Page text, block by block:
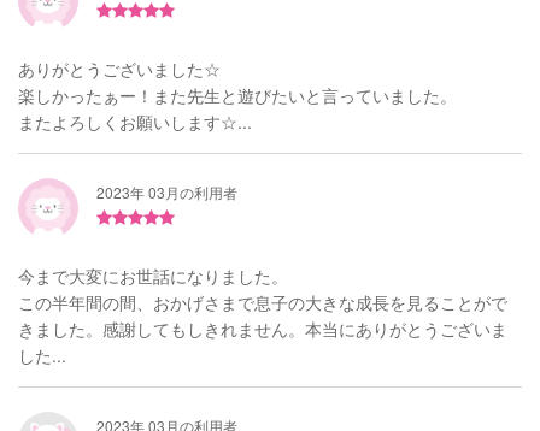
ありがとうございました☆
楽しかったぁー！また先生と遊びたいと言っていました。
またよろしくお願いします☆...
2023年 03月の利用者
今まで大変にお世話になりました。
この半年間の間、おかげさまで息子の大きな成長を見ることがで
きました。感謝してもしきれません。本当にありがとうございま
した...
2023年 03月の利用者